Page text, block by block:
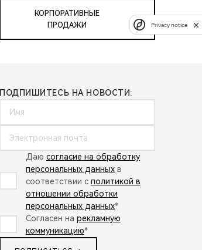
КОРПОРАТИВНЫЕ
ПРОДАЖИ
ПОДПИШИТЕСЬ НА НОВОСТИ:
Даю согласие на обработку
персональных данных в
соответствии с политикой в
отношении обработки
персональных данных*
Согласен на рекламную
коммуникацию*
Privacy notice